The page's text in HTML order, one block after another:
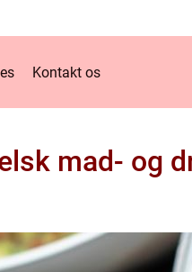
Kontakt os
mad- og